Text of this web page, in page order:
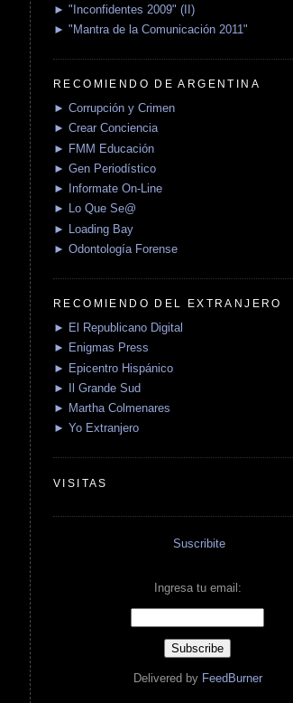
► "Inconfidentes 2009" (II)
► "Mantra de la Comunicación 2011"
RECOMIENDO DE ARGENTINA
► Corrupción y Crimen
► Crear Conciencia
► FMM Educación
► Gen Periodístico
► Informate On-Line
► Lo Que Se@
► Loading Bay
► Odontología Forense
RECOMIENDO DEL EXTRANJERO
► El Republicano Digital
► Enigmas Press
► Epicentro Hispánico
► Il Grande Sud
► Martha Colmenares
► Yo Extranjero
VISITAS
Suscribite
Ingresa tu email:
Delivered by FeedBurner